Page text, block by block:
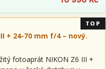
+ 24-70 mm f/4 – nový.
fotoaprát NIKON Z6 III +
TOP